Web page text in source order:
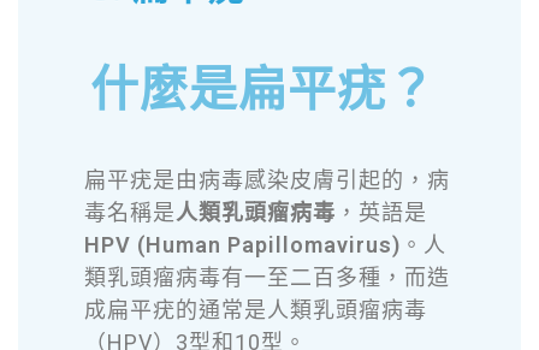
什麼是扁平疣？
扁平疣是由病毒感染皮膚引起的，病
毒名稱是人類乳頭瘤病毒 ，英語是
HPV (Human Papillomavirus) 。人
類乳頭瘤病毒有一至二百多種，而造
成扁平疣的通常是人類乳頭瘤病毒
（HPV）3型和10型。